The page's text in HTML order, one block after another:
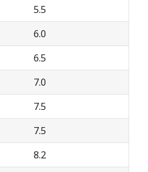
5.5
6.0
6.5
7.0
7.5
7.5
8.2